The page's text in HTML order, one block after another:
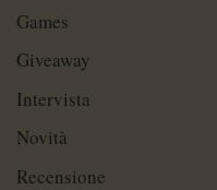
Games
Giveaway
Intervista
Novità
Recensione